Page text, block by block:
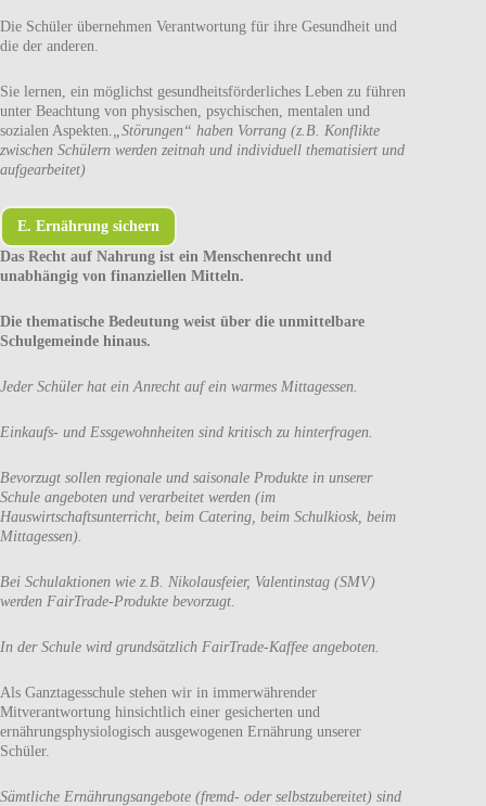
Die Schüler übernehmen Verantwortung für ihre Gesundheit und
die der anderen.
Sie lernen, ein möglichst gesundheitsförderliches Leben zu führen
unter Beachtung von physischen, psychischen, mentalen und
sozialen Aspekten.
„Störungen“ haben Vorrang (z.B. Konflikte
zwischen Schülern werden zeitnah und individuell thematisiert und
aufgearbeitet)
E. Ernährung sichern
Das Recht auf Nahrung ist ein Menschenrecht und
unabhängig von finanziellen Mitteln.
Die thematische Bedeutung weist über die unmittelbare
Schulgemeinde hinaus.
Jeder Schüler hat ein Anrecht auf ein warmes Mittagessen.
Einkaufs- und Essgewohnheiten sind kritisch zu hinterfragen.
Bevorzugt sollen regionale und saisonale Produkte in unserer
Schule angeboten und verarbeitet werden (im
Hauswirtschaftsunterricht, beim Catering, beim Schulkiosk, beim
Mittagessen).
Bei Schulaktionen wie z.B. Nikolausfeier, Valentinstag (SMV)
werden FairTrade-Produkte bevorzugt.
In der Schule wird grundsätzlich FairTrade-Kaffee angeboten.
Als Ganztagesschule stehen wir in immerwährender
Mitverantwortung hinsichtlich einer gesicherten und
ernährungsphysiologisch ausgewogenen Ernährung unserer
Schüler.
Sämtliche Ernährungsangebote (fremd- oder selbstzubereitet) sind